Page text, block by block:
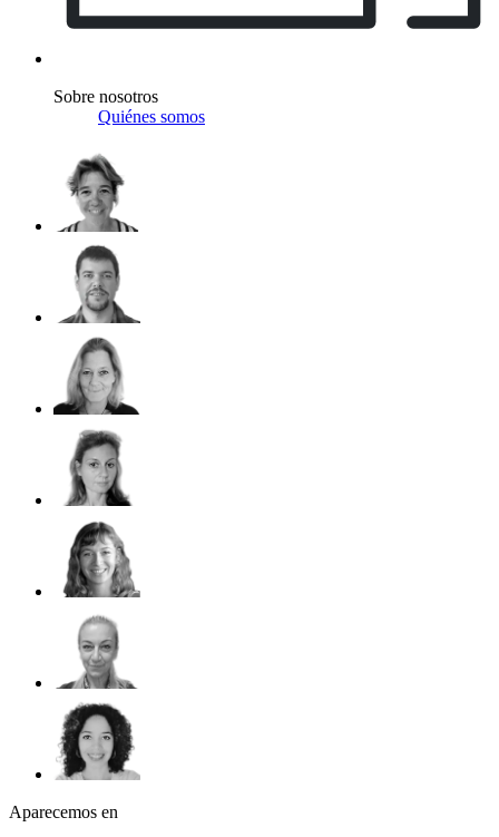
Sobre nosotros
Quiénes somos
Aparecemos en